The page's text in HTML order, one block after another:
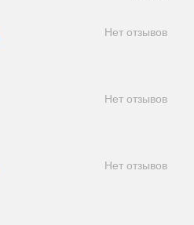
Нет отзывов
Нет отзывов
Нет отзывов